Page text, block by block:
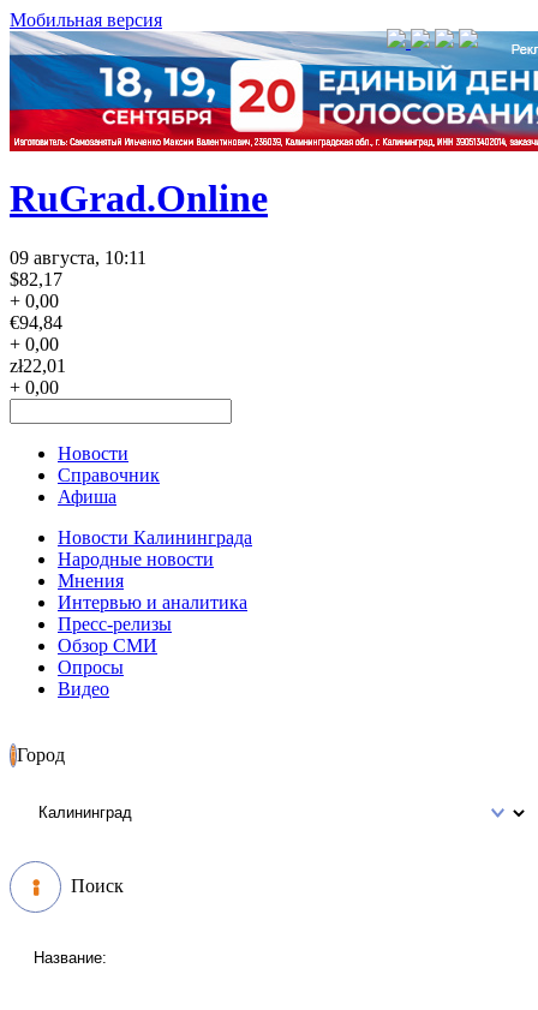
Мобильная версия
RuGrad.Online
09 августа, 10:11
$82,17
+ 0,00
€94,84
+ 0,00
zł22,01
+ 0,00
Новости
Справочник
Афиша
Новости Калининграда
Народные новости
Мнения
Интервью и аналитика
Пресс-релизы
Обзор СМИ
Опросы
Видео
Город
Поиск